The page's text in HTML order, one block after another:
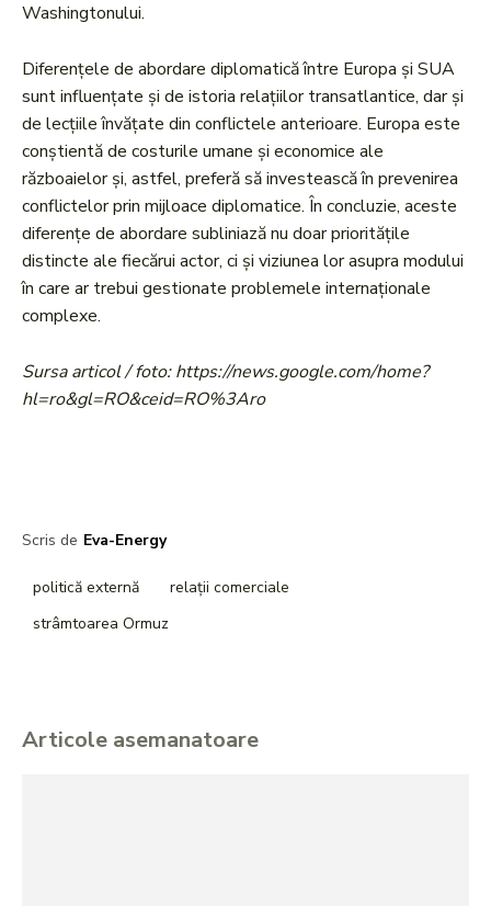
Washingtonului.
Diferențele de abordare diplomatică între Europa și SUA
sunt influențate și de istoria relațiilor transatlantice, dar și
de lecțiile învățate din conflictele anterioare. Europa este
conștientă de costurile umane și economice ale
războaielor și, astfel, preferă să investească în prevenirea
conflictelor prin mijloace diplomatice. În concluzie, aceste
diferențe de abordare subliniază nu doar prioritățile
distincte ale fiecărui actor, ci și viziunea lor asupra modului
în care ar trebui gestionate problemele internaționale
complexe.
Sursa articol / foto: https://news.google.com/home?
hl=ro&gl=RO&ceid=RO%3Aro
Scris de Eva-Energy
politică externă
relații comerciale
strâmtoarea Ormuz
Articole asemanatoare